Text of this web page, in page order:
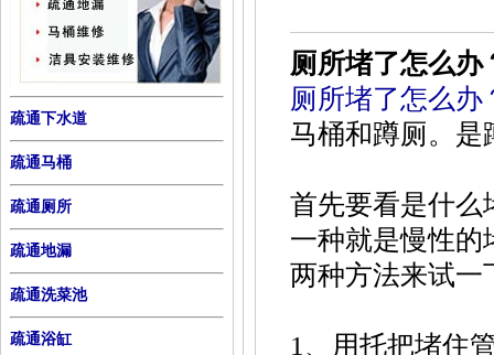
疏通下水道
疏通马桶
疏通厕所
疏通地漏
疏通洗菜池
疏通浴缸
厕所堵了怎么办
厕所堵了怎么办
马桶和蹲厕。是
首先要看是什么
一种就是慢性的
两种方法来试一
1、用托把堵住